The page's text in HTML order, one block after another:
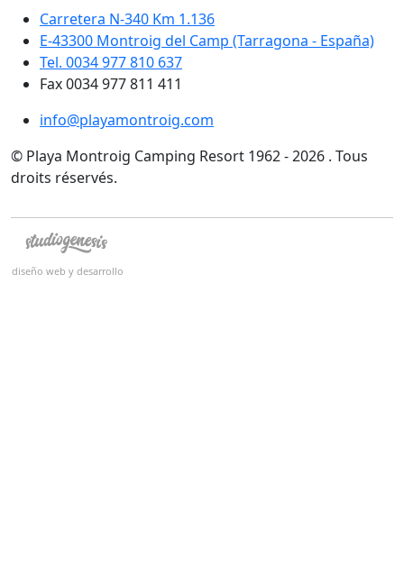
Carretera N-340 Km 1.136
E-43300 Montroig del Camp (Tarragona - España)
Tel. 0034 977 810 637
Fax 0034 977 811 411
info@playamontroig.com
© Playa Montroig Camping Resort 1962 - 2026 . Tous
droits réservés.